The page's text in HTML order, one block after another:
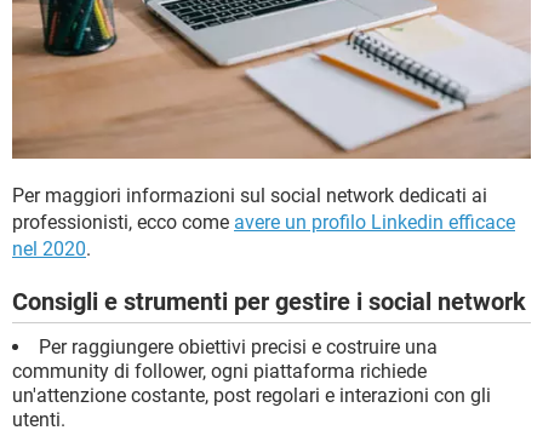
Per maggiori informazioni sul social network dedicati ai
professionisti, ecco come avere un profilo Linkedin efficace
nel 2020.
Consigli e strumenti per gestire i social network
Per raggiungere obiettivi precisi e costruire una
community di follower, ogni piattaforma richiede
un'attenzione costante, post regolari e interazioni con gli
utenti.